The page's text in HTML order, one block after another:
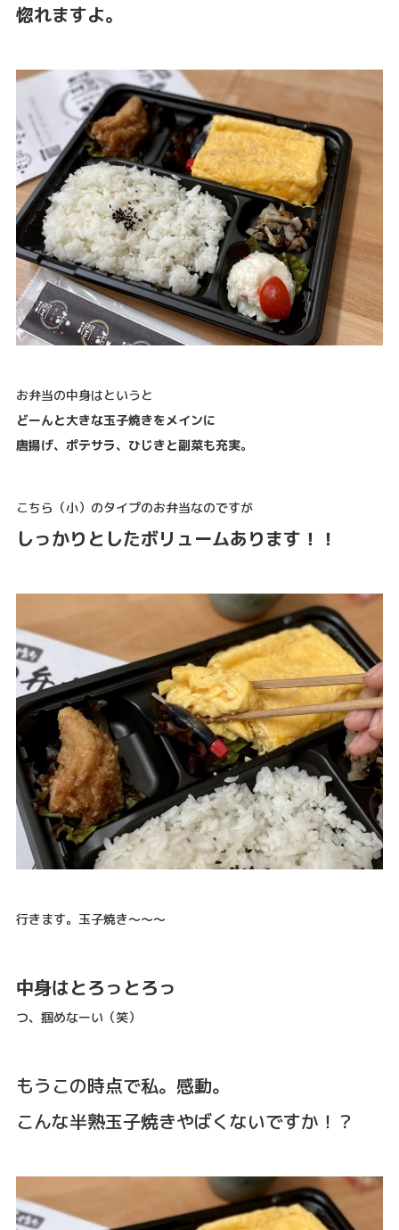
惚れますよ。
お弁当の中身はというと
どーんと大きな玉子焼きをメインに
唐揚げ、ポテサラ、ひじきと副菜も充実。
こちら（小）のタイプのお弁当なのですが
しっかりとしたボリュームあります！！
行きます。玉子焼き〜〜〜
中身はとろっとろっ
つ、掴めなーい（笑）
もうこの時点で私。感動。
こんな半熟玉子焼きやばくないですか！？